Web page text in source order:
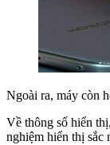
Ngoài ra, máy còn
Về thông số hiển
nghiệm hiển thị sắc